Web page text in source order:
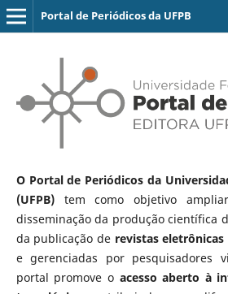
Portal de Periódicos da UFPB
O Portal de Periódicos da
(UFPB)tem como objetivo
disseminação da produção científica
da publicação de revistas
e gerenciadas por pesquisadores
portal promove o acesso aberto à